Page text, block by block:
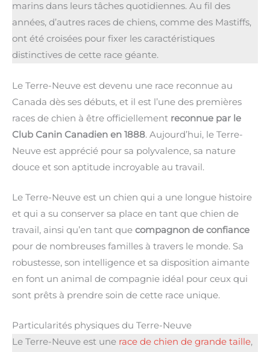
marins dans leurs tâches quotidiennes. Au fil des
années, d’autres races de chiens, comme des Mastiffs,
ont été croisées pour fixer les caractéristiques
distinctives de cette race géante.
Le Terre-Neuve est devenu une race reconnue au
Canada dès ses débuts, et il est l’une des premières
races de chien à être officiellement reconnue par le
Club Canin Canadien en 1888. Aujourd’hui, le Terre-
Neuve est apprécié pour sa polyvalence, sa nature
douce et son aptitude incroyable au travail.
Le Terre-Neuve est un chien qui a une longue histoire
et qui a su conserver sa place en tant que chien de
travail, ainsi qu’en tant que compagnon de confiance
pour de nombreuses familles à travers le monde. Sa
robustesse, son intelligence et sa disposition aimante
en font un animal de compagnie idéal pour ceux qui
sont prêts à prendre soin de cette race unique.
Particularités physiques du Terre-Neuve
Le Terre-Neuve est une race de chien de grande taille,